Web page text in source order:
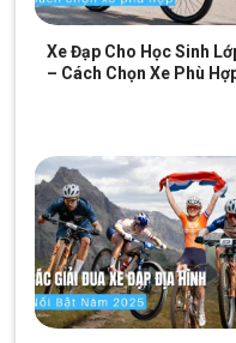
05 Nguyễn
cũ)
15 Phú Lợi,
SKU:ADVpro22025
Thẻ:Shimano Ultegra bộ
Ultegra
Xe Đạp Cho Học Sinh
– Cách Chọn Xe Phù